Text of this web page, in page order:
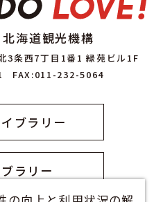
海道観光機構
3条西7丁目1番1 緑苑ビル1F
FAX:011-232-5064
ブラリー
ラリー